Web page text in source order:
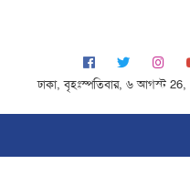
ঢাকা, বৃহঃস্পতিবার, ৬ আগস্ট 26,